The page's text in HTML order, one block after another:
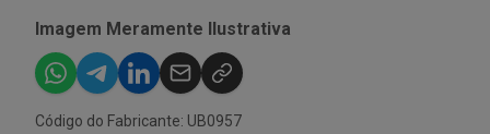
Imagem Meramente Ilustrativa
Código do Fabricante: UB0957